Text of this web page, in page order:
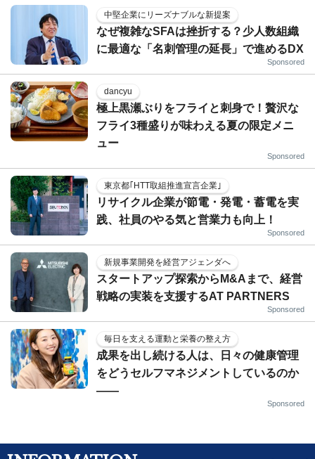
中堅企業にリーズナブルな新提案
なぜ複雑なSFAは挫折する？少人数組織
に最適な「名刺管理の延長」で進めるDX
Sponsored
dancyu
極上黒瀬ぶりをフライと刺身で！贅沢な
フライ3種盛りが味わえる夏の限定メニ
ュー
Sponsored
東京都｢HTT取組推進宣言企業｣
リサイクル企業が節電・発電・蓄電を実
践、社員のやる気と営業力も向上！
Sponsored
新規事業開発を経営アジェンダへ
スタートアップ探索からM&Aまで、経営
戦略の実装を支援するAT PARTNERS
Sponsored
毎日を支える運動と栄養の整え方
成果を出し続ける人は、日々の健康管理
をどうセルフマネジメントしているのか
——
Sponsored